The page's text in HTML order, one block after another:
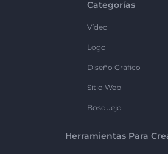
Categorías
Vídeo
Logo
Diseño Gráfico
Sitio Web
Bosquejo
Herramientas Para